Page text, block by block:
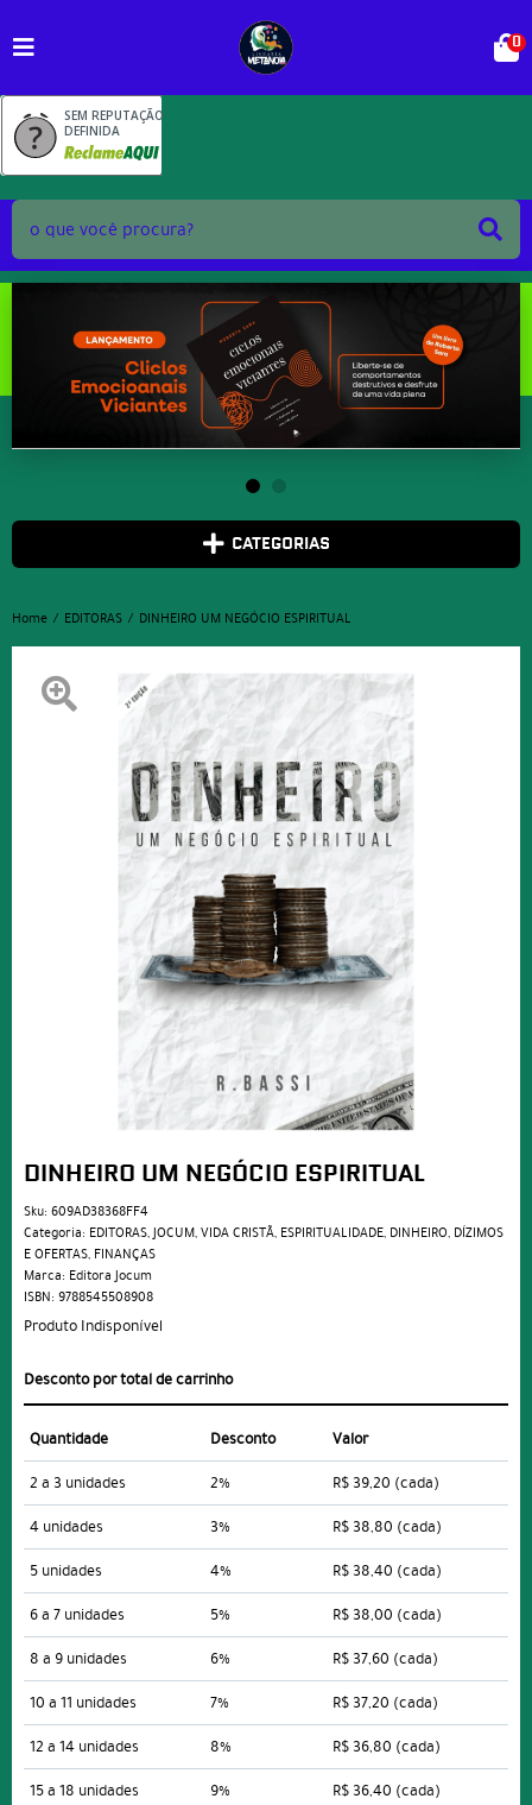
SEM REPUTAÇÃO
DEFINIDA
0
CATEGORIAS
Home EDITORAS DINHEIRO UM NEGÓCIO ESPIRITUAL
DINHEIRO UM NEGÓCIO ESPIRITUAL
Sku: 609AD38368FF4
Categoria: EDITORAS,JOCUM,VIDA CRISTÃ, ESPIRITUALIDADE, DINHEIRO, DÍZIMOS
E OFERTAS, FINANÇAS
Marca: Editora Jocum
ISBN: 9788545508908
Produto Indisponível
Desconto por total de carrinho
Quantidade Desconto
Valor
2 a 3 unidades
2% R$ 39,20 (cada)
4 unidades
3% R$ 38,80 (cada)
5 unidades
4% R$ 38,40 (cada)
6 a 7 unidades
5% R$ 38,00 (cada)
8 a 9 unidades
6% R$ 37,60 (cada)
10 a 11 unidades
7% R$ 37,20 (cada)
12 a 14 unidades
8% R$ 36,80 (cada)
15 a 18 unidades
9% R$ 36,40 (cada)